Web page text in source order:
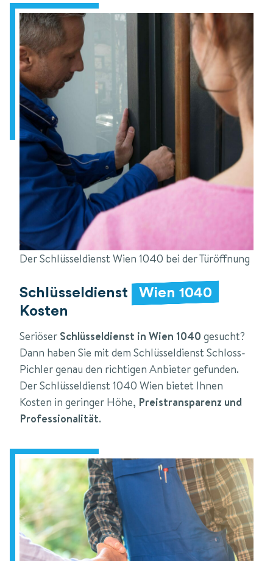
Der Schlüsseldienst Wien 1040 bei der Türöffnung
Schlüsseldienst
Wien 1040
Kosten
Seriöser Schlüsseldienst in Wien 1040 gesucht?
Dann haben Sie mit dem Schlüsseldienst Schloss-
Pichler genau den richtigen Anbieter gefunden.
Der Schlüsseldienst 1040 Wien bietet Ihnen
Kosten in geringer Höhe, Preistransparenz und
Professionalität.